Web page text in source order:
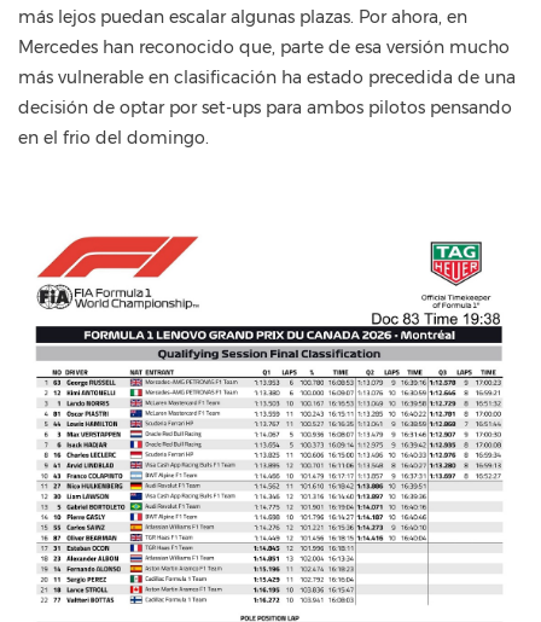
más lejos puedan escalar algunas plazas. Por ahora, en
Mercedes han reconocido que, parte de esa versión mucho
más vulnerable en clasificación ha estado precedida de una
decisión de optar por set-ups para ambos pilotos pensando
en el frio del domingo.